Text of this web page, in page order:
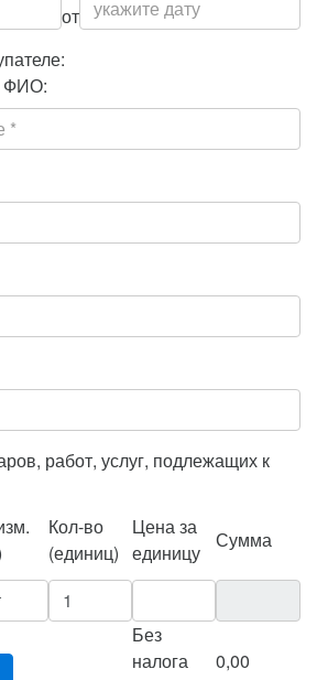
от
ФИО:
работ, услуг, подлежащих к
Кол-во
(единиц)
Цена за
единицу
Сумма
Без
налога
0,00